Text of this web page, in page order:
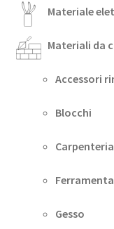
Materiale
Materiali da
Accessori
Blocchi
Carpenteria
Ferramenta
Gesso